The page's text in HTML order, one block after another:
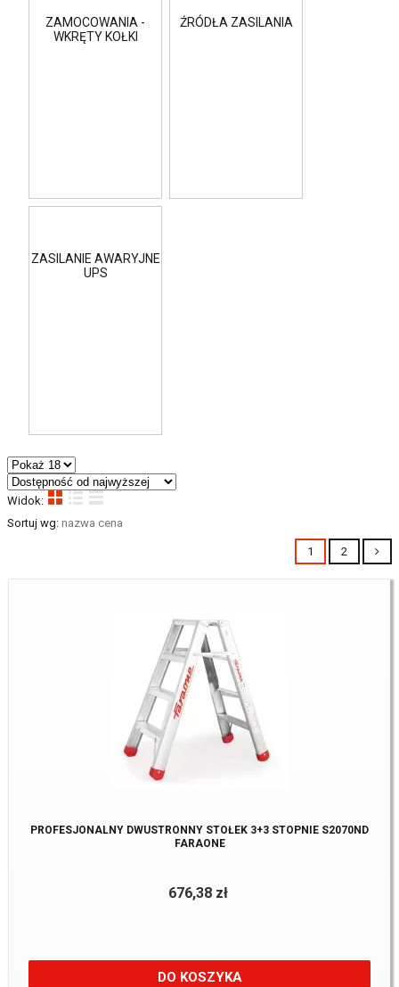
ZAMOCOWANIA -
WKRĘTY KOŁKI
ŹRÓDŁA ZASILANIA
ZASILANIE AWARYJNE
UPS
Widok:
Sortuj wg: nazwa cena
1 2
PROFESJONALNY DWUSTRONNY STOŁEK 3+3 STOPNIE S2070ND
FARAONE
676,38 zł
DO KOSZYKA